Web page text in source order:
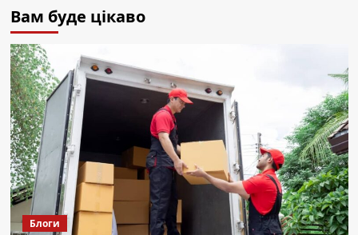
Вам буде цікаво
Блоги